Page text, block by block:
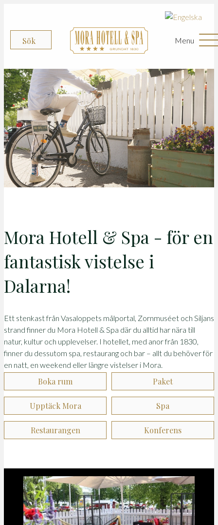
Sök Menu
Mora Hotell & Spa - för en
fantastisk vistelse i
Dalarna!
Ett stenkast från Vasaloppets målportal, Zornmuséet och Siljans
strand finner du Mora Hotell & Spa där du alltid har nära till
natur, kultur och upplevelser. I hotellet, med anor från 1830,
finner du dessutom spa, restaurang och bar – allt du behöver för
en natt, en weekend eller längre vistelser i Mora.
Boka rum Paket
Upptäck Mora Spa
Restaurangen Konferens